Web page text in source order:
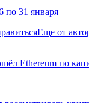
по 31 января
Еще от
Ethereum по